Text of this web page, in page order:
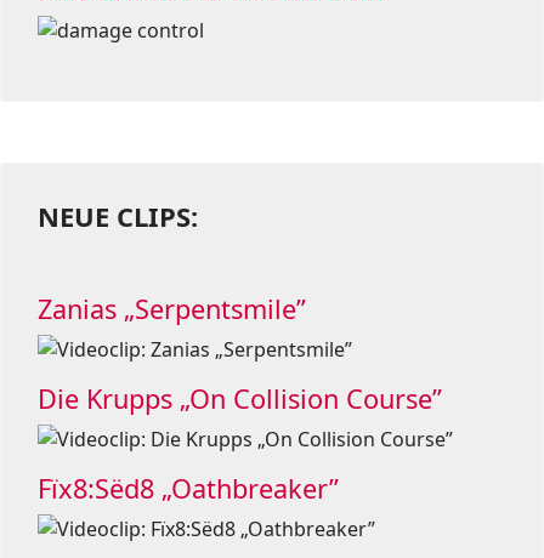
NEUE CLIPS:
Zanias „Serpentsmile”
Die Krupps „On Collision Course”
Fïx8:Sëd8 „Oathbreaker”